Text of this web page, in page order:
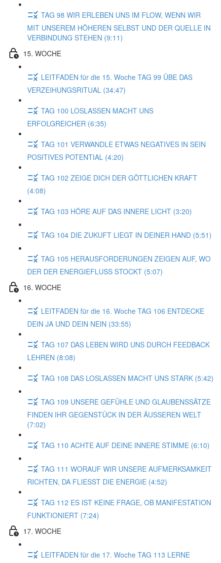
TAG 98 WIR ERLEBEN UNS IM FLOW, WENN WIR
MIT UNSEREM HÖHEREN SELBST UND DER QUELLE IN
VERBINDUNG STEHEN (9:11)
15. WOCHE
LEITFADEN für die 15. Woche TAG 99 ÜBE DAS
VERZEIHUNGSRITUAL (34:47)
TAG 100 LOSLASSEN MACHT UNS
ERFOLGREICHER (6:35)
TAG 101 VERWANDLE ETWAS NEGATIVES IN SEIN
POSITIVES POTENTIAL (4:20)
TAG 102 ZEIGE DICH DER GÖTTLICHEN KRAFT
(4:08)
TAG 103 HÖRE AUF DAS INNERE LICHT (3:20)
TAG 104 DIE ZUKUFT LIEGT IN DEINER HAND (5:51)
TAG 105 HERAUSFORDERUNGEN ZEIGEN AUF, WO
DER DER ENERGIEFLUSS STOCKT (5:07)
16. WOCHE
LEITFADEN für die 16. Woche TAG 106 ENTDECKE
DEIN JA UND DEIN NEIN (33:55)
TAG 107 DAS LEBEN WIRD UNS DURCH FEEDBACK
LEHREN (8:08)
TAG 108 DAS LOSLASSEN MACHT UNS STARK (5:42)
TAG 109 UNSERE GEFÜHLE UND GLAUBENSSÄTZE
FINDEN IHR GEGENSTÜCK IN DER ÄUSSEREN WELT
(7:02)
TAG 110 ACHTE AUF DEINE INNERE STIMME (6:10)
TAG 111 WORAUF WIR UNSERE AUFMERKSAMKEIT
RICHTEN, DA FLIESST DIE ENERGIE (4:52)
TAG 112 ES IST KEINE FRAGE, OB MANIFESTATION
FUNKTIONIERT (7:24)
17. WOCHE
LEITFADEN für die 17. Woche TAG 113 LERNE